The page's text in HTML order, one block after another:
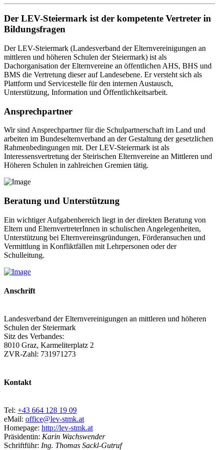
Der LEV-Steiermark ist der kompetente Vertreter in
Bildungsfragen
Der LEV-Steiermark (Landesverband der Elternvereinigungen an
mittleren und höheren Schulen der Steiermark) ist als
Dachorganisation der Elternvereine an öffentlichen AHS, BHS und
BMS die Vertretung dieser auf Landesebene. Er versteht sich als
Plattform und Servicestelle für den internen Austausch,
Unterstützung, Information und Öffentlichkeitsarbeit.
Ansprechpartner
Wir sind Ansprechpartner für die Schulpartnerschaft im Land und
arbeiten im Bundeselternverband an der Gestaltung der gesetzlichen
Rahmenbedingungen mit. Der LEV-Steiermark ist als
Interessensvertretung der Steirischen Elternvereine an Mittleren und
Höheren Schulen in zahlreichen Gremien tätig.
Beratung und Unterstützung
Ein wichtiger Aufgabenbereich liegt in der direkten Beratung von
Eltern und ElternvertreterInnen in schulischen Angelegenheiten,
Unterstützung bei Elternvereinsgründungen, Förderansuchen und
Vermittlung in Konfliktfällen mit Lehrpersonen oder der
Schulleitung.
Anschrift
Landesverband der Elternvereinigungen an mittleren und höheren
Schulen der Steiermark
Sitz des Verbandes:
8010 Graz, Karmeliterplatz 2
ZVR-Zahl: 731971273
Kontakt
Tel: +43 664 128 19 09
eMail: office@lev-stmk.at
Homepage: http://lev-stmk.at
Präsidentin: Karin Wachswender
Schriftführ: Ing. Thomas Sackl-Gutruf